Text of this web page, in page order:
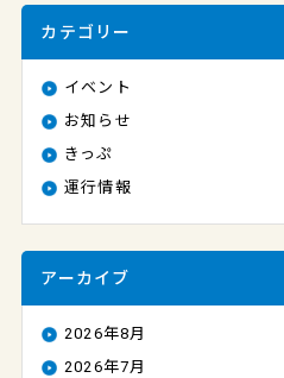
カテゴリー
イベント
お知らせ
きっぷ
運行情報
アーカイブ
2026年8月
2026年7月